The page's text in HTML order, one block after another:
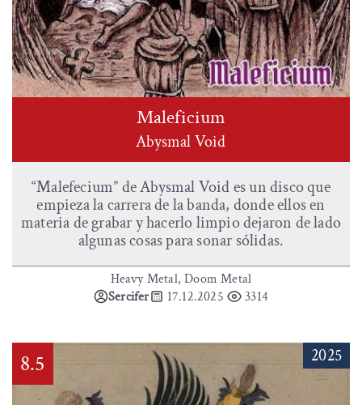
Maleficium
Abysmal Void
“Malefecium” de Abysmal Void es un disco que
empieza la carrera de la banda, donde ellos en
materia de grabar y hacerlo limpio dejaron de lado
algunas cosas para sonar sólidas.
Heavy Metal, Doom Metal
Sercifer
17.12.2025 3314
8.5 2025